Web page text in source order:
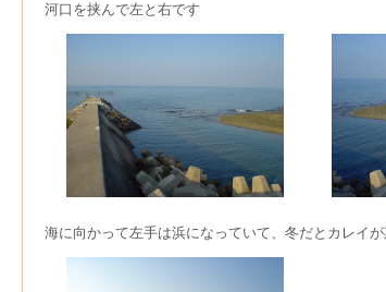
河口を挟んで左と右です
海に向かって左手は浜になっていて、冬だとカレイ